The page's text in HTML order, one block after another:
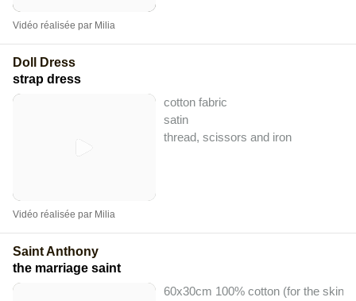
Vidéo réalisée par Milia
Doll Dress
strap dress
cotton fabric
satin
thread, scissors and iron
Vidéo réalisée par Milia
Saint Anthony
the marriage saint
60x30cm 100% cotton (for the skin)